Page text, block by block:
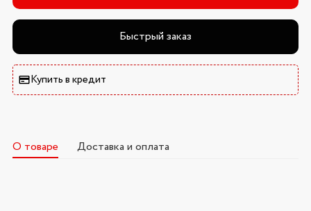
Быстрый заказ
Купить в кредит
О товаре Доставка и оплата